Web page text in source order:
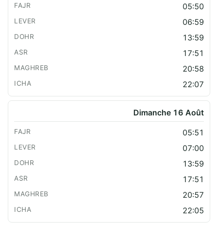
05:50
06:59
13:59
17:51
20:58
22:07
Dimanche 16 Août
05:51
07:00
13:59
17:51
20:57
22:05